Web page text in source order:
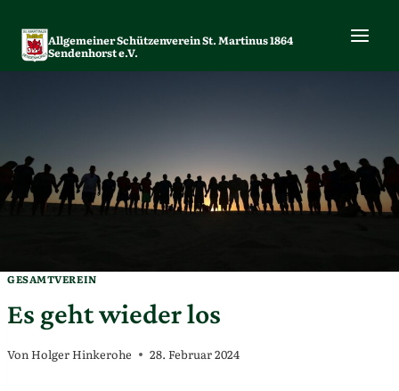
Inhalt
springen
Allgemeiner Schützenverein St. Martinus 1864
Sendenhorst e.V.
GESAMTVEREIN
Es geht wieder los
VonHolger Hinkerohe 28. Februar 2024